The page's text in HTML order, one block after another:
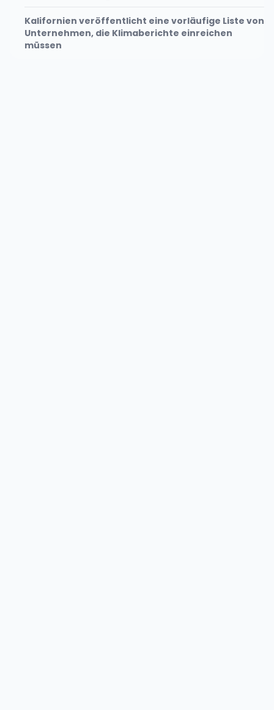
Kalifornien veröffentlicht eine vorläufige Liste von
Unternehmen, die Klimaberichte einreichen
müssen